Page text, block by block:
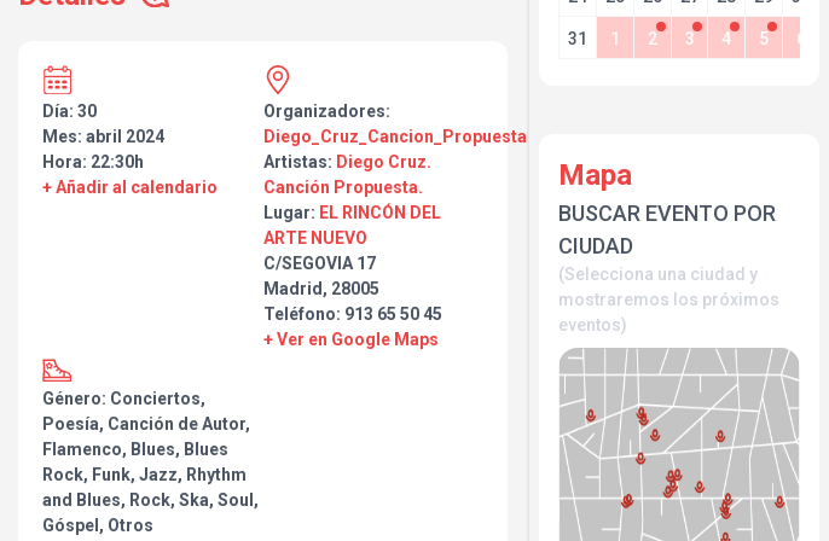
Día: 30
Mes: abril 2024
Hora: 22:30h
+ Añadir al calendario
Organizadores:
Diego_Cruz_Cancion_Propuesta
Artistas: Diego Cruz.
Canción Propuesta.
Lugar: EL RINCÓN DEL
ARTE NUEVO
C/SEGOVIA 17
Madrid, 28005
Teléfono: 913 65 50 45
+ Ver en Google Maps
Género: Conciertos,
Poesía, Canción de Autor,
Flamenco, Blues, Blues
Rock, Funk, Jazz, Rhythm
and Blues, Rock, Ska, Soul,
Góspel, Otros
31 1 2 3 4 5 6
Mapa
BUSCAR EVENTO POR
CIUDAD
(Selecciona una ciudad y
mostraremos los próximos
eventos)